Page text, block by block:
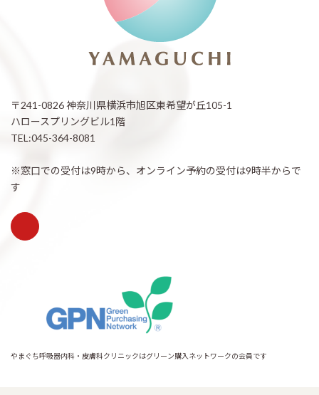
〒241-0826 神奈川県横浜市旭区東希望が丘105-1
ハロースプリングビル1階
TEL:045-364-8081
※窓口での受付は9時から、オンライン予約の受付は9時半からで
す
やまぐち呼吸器内科・皮膚科クリニックはグリーン購入ネットワークの会員です